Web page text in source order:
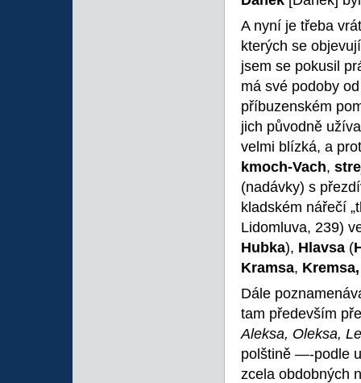
A nyní je třeba
kterých se
jsem se pokusil
má své podoby
příbuzenském
jich původně
velmi blízká, a
kmoch-Vach,
(nadávky) s
kladském nářečí
Lidomluva, 239)
Hubka), Hlavsa (
Kramsa,
Dále
tam především
Aleksa, Oleksa,
polštině —-podle
zcela obdobných